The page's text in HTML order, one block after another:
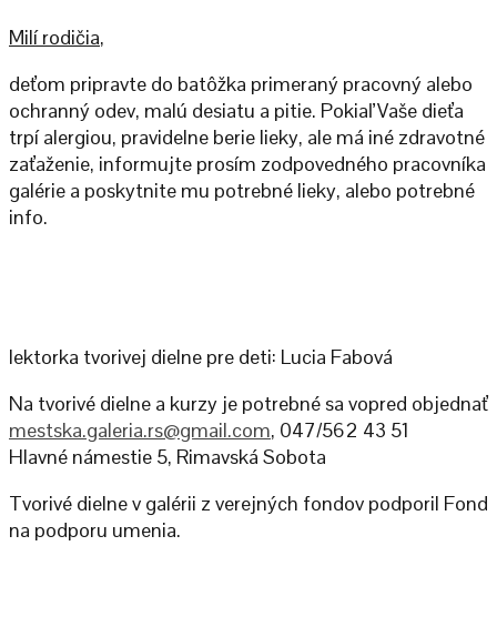
Milí rodičia,
deťom pripravte do batôžka primeraný pracovný alebo
ochranný odev, malú desiatu a pitie. Pokiaľ Vaše dieťa
trpí alergiou, pravidelne berie lieky, ale má iné zdravotné
zaťaženie, informujte prosím zodpovedného pracovníka
galérie a poskytnite mu potrebné lieky, alebo potrebné
info.
lektorka tvorivej dielne pre deti: Lucia Fabová
Na tvorivé dielne a kurzy je potrebné sa vopred objednať
mestska.galeria.rs@gmail.com, 047/562 43 51
Hlavné námestie 5, Rimavská Sobota
Tvorivé dielne v galérii z verejných fondov podporil Fond
na podporu umenia.